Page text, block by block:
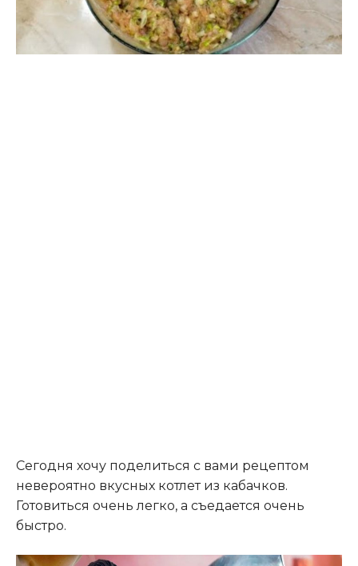
Сегодня хочу поделиться с вами рецептом
невероятно вкусных котлет из кабачков.
Готовиться очень легко, а съедается очень
быстро.